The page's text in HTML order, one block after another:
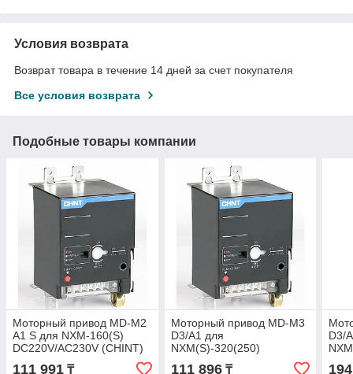
Условия возврата
Возврат товара в течение 14 дней за счет покупателя
Все условия возврата
Подобные товары компании
Моторный привод MD-M2
A1 S для NXM-160(S)
DC220V/AC230V (CHINT)
111 991 ₸
Моторный привод MD-M3
D3/A1 для
NXM(S)-320(250)
DC220B/AC230В (R)
111 896₸
D3/